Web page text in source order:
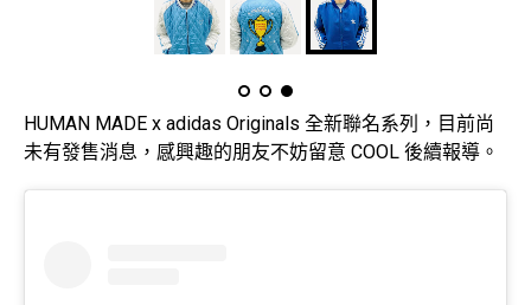
HUMAN MADE x adidas Originals 全新聯名系列，目前尚
未有發售消息，感興趣的朋友不妨留意 COOL 後續報導。